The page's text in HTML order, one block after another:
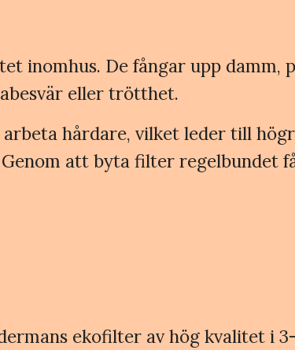
inomhus. De fångar upp damm,
eller trötthet.
hårdare, vilket leder till
att byta filter regelbundet
ekofilter av hög kvalitet i